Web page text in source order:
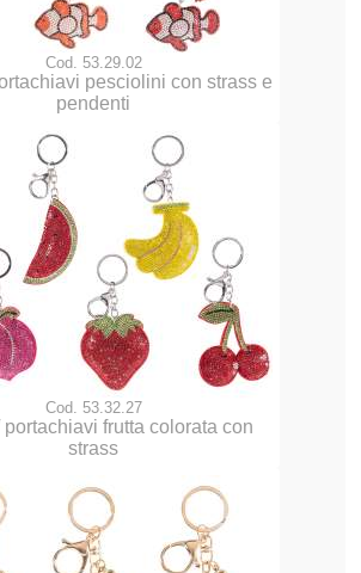
Cod. 53.29.02
pesciolini con strass e
pendenti
Cod. 53.32.27
portachiavi frutta colorata con
strass